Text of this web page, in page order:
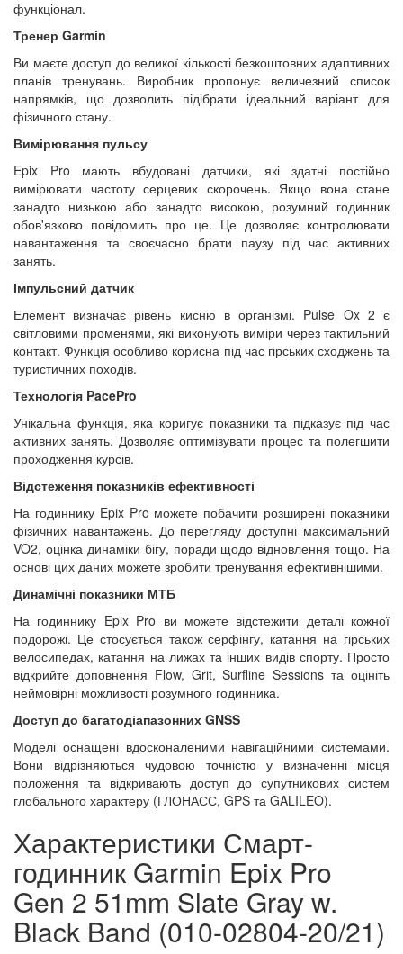
функціонал.
Тренер Garmin
Ви маєте доступ до великої кількості безкоштовних адаптивних
планів тренувань. Виробник пропонує величезний список
напрямків, що дозволить підібрати ідеальний варіант для
фізичного стану.
Вимірювання пульсу
Epix Pro мають вбудовані датчики, які здатні постійно
вимірювати частоту серцевих скорочень. Якщо вона стане
занадто низькою або занадто високою, розумний годинник
обов'язково повідомить про це. Це дозволяє контролювати
навантаження та своєчасно брати паузу під час активних
занять.
Імпульсний датчик
Елемент визначає рівень кисню в організмі. Pulse Ox 2 є
світловими променями, які виконують виміри через тактильний
контакт. Функція особливо корисна під час гірських сходжень та
туристичних походів.
Технологія PacePro
Унікальна функція, яка коригує показники та підказує під час
активних занять. Дозволяє оптимізувати процес та полегшити
проходження курсів.
Відстеження показників ефективності
На годиннику Epix Pro можете побачити розширені показники
фізичних навантажень. До перегляду доступні максимальний
VO2, оцінка динаміки бігу, поради щодо відновлення тощо. На
основі цих даних можете зробити тренування ефективнішими.
Динамічні показники МТБ
На годиннику Epix Pro ви можете відстежити деталі кожної
подорожі. Це стосується також серфінгу, катання на гірських
велосипедах, катання на лижах та інших видів спорту. Просто
відкрийте доповнення Flow, Grit, Surfline Sessions та оцініть
неймовірні можливості розумного годинника.
Доступ до багатодіапазонних GNSS
Моделі оснащені вдосконаленими навігаційними системами.
Вони відрізняються чудовою точністю у визначенні місця
положення та відкривають доступ до супутникових систем
глобального характеру (ГЛОНАСС, GPS та GALILEO).
Характеристики Смарт-
годинник Garmin Epix Pro
Gen 2 51mm Slate Gray w.
Black Band (010-02804-20/21)